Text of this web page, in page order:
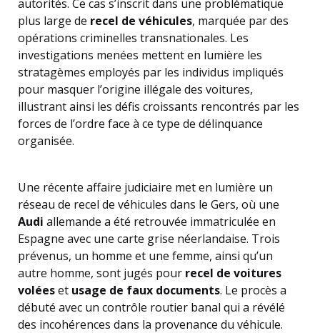
autorités. Ce cas s’inscrit dans une problématique
plus large de recel de véhicules, marquée par des
opérations criminelles transnationales. Les
investigations menées mettent en lumière les
stratagèmes employés par les individus impliqués
pour masquer l’origine illégale des voitures,
illustrant ainsi les défis croissants rencontrés par les
forces de l’ordre face à ce type de délinquance
organisée.
Une récente affaire judiciaire met en lumière un
réseau de recel de véhicules dans le Gers, où une
Audi allemande a été retrouvée immatriculée en
Espagne avec une carte grise néerlandaise. Trois
prévenus, un homme et une femme, ainsi qu’un
autre homme, sont jugés pour recel de voitures
voléeset usage de faux documents. Le procès a
débuté avec un contrôle routier banal qui a révélé
des incohérences dans la provenance du véhicule.